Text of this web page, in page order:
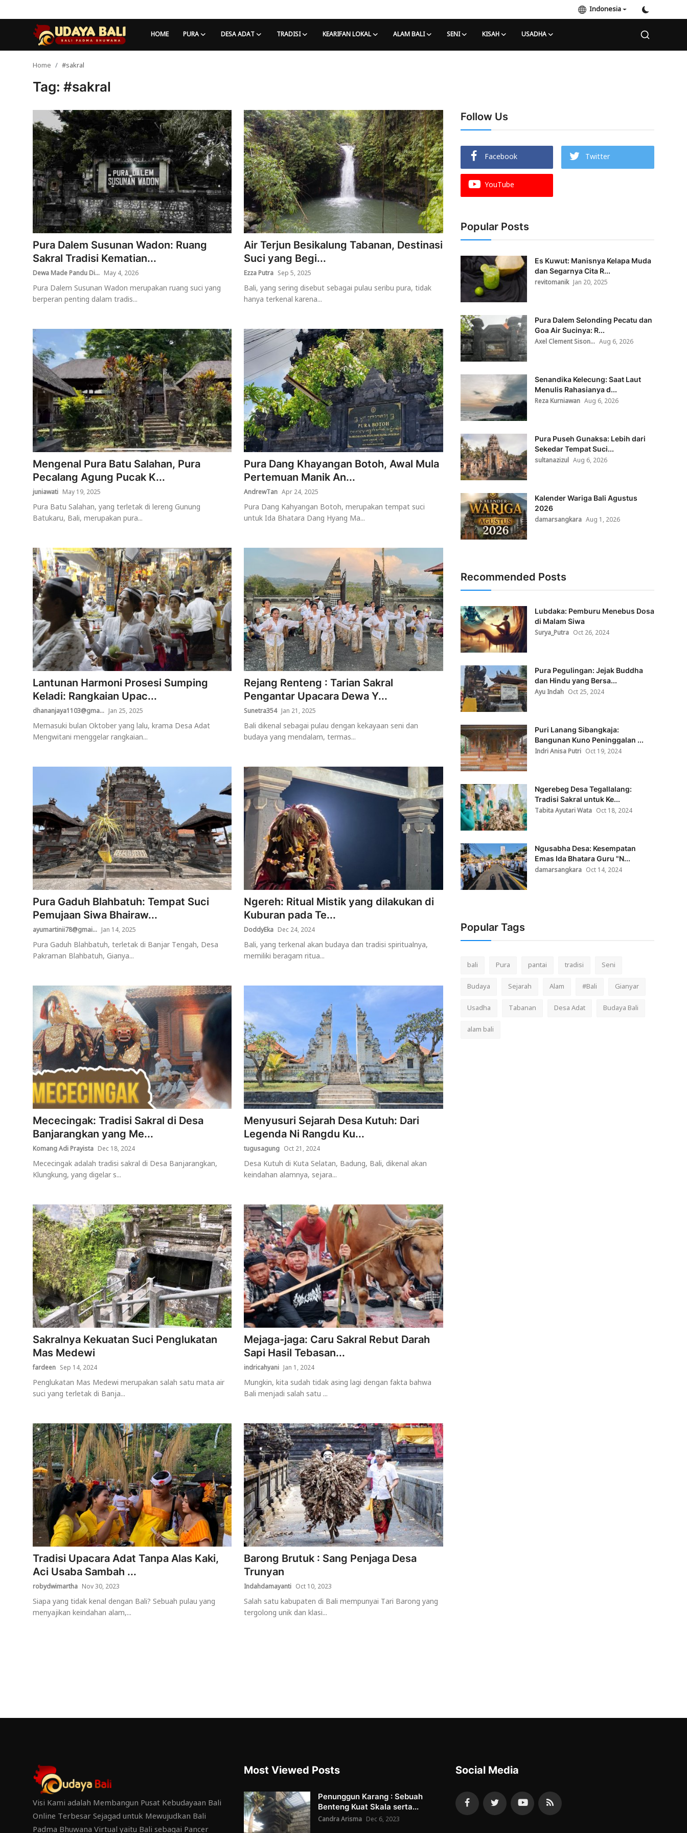
Indonesia
HOME PURA DESA ADAT TRADISI KEARIFAN LOKAL ALAM BALI SENI KISAH USADHA
Desa Adat
Kearifan lokal
Alam Bali
Usadha
Indonesia
Home #sakral
Tag: #sakral
Pura Dalem Susunan Wadon: Ruang
Sakral Tradisi Kematian...
Dewa Made Pandu Di... May 4, 2026
Pura Dalem Susunan Wadon merupakan ruang suci yang
berperan penting dalam tradis...
Air Terjun Besikalung Tabanan, Destinasi
Suci yang Begi...
Ezza Putra Sep 5, 2025
Bali, yang sering disebut sebagai pulau seribu pura, tidak
hanya terkenal karena...
Mengenal Pura Batu Salahan, Pura
Pecalang Agung Pucak K...
juniawati May 19, 2025
Pura Batu Salahan, yang terletak di lereng Gunung
Batukaru, Bali, merupakan pura...
Pura Dang Khayangan Botoh, Awal Mula
Pertemuan Manik An...
AndrewTan Apr 24, 2025
Pura Dang Kahyangan Botoh, merupakan tempat suci
untuk Ida Bhatara Dang Hyang Ma...
Lantunan Harmoni Prosesi Sumping
Keladi: Rangkaian Upac...
dhananjaya1103@gma... Jan 25, 2025
Memasuki bulan Oktober yang lalu, krama Desa Adat
Mengwitani menggelar rangkaian...
Rejang Renteng : Tarian Sakral
Pengantar Upacara Dewa Y...
Sunetra354 Jan 21, 2025
Bali dikenal sebagai pulau dengan kekayaan seni dan
budaya yang mendalam, termas...
Pura Gaduh Blahbatuh: Tempat Suci
Pemujaan Siwa Bhairaw...
ayumartinii78@gmai... Jan 14, 2025
Pura Gaduh Blahbatuh, terletak di Banjar Tengah, Desa
Pakraman Blahbatuh, Gianya...
Ngereh: Ritual Mistik yang dilakukan di
Kuburan pada Te...
DoddyEka Dec 24, 2024
Bali, yang terkenal akan budaya dan tradisi spiritualnya,
memiliki beragam ritua...
Mececingak: Tradisi Sakral di Desa
Banjarangkan yang Me...
Komang Adi Prayista Dec 18, 2024
Mececingak adalah tradisi sakral di Desa Banjarangkan,
Klungkung, yang digelar s...
Menyusuri Sejarah Desa Kutuh: Dari
Legenda Ni Rangdu Ku...
tugusagung Oct 21, 2024
Desa Kutuh di Kuta Selatan, Badung, Bali, dikenal akan
keindahan alamnya, sejara...
Sakralnya Kekuatan Suci Penglukatan
Mas Medewi
fardeen Sep 14, 2024
Penglukatan Mas Medewi merupakan salah satu mata air
suci yang terletak di Banja...
Mejaga-jaga: Caru Sakral Rebut Darah
Sapi Hasil Tebasan...
indricahyani Jan 1, 2024
Mungkin, kita sudah tidak asing lagi dengan fakta bahwa
Bali menjadi salah satu ...
Tradisi Upacara Adat Tanpa Alas Kaki,
Aci Usaba Sambah ...
robydwimartha Nov 30, 2023
Siapa yang tidak kenal dengan Bali? Sebuah pulau yang
menyajikan keindahan alam,...
Barong Brutuk : Sang Penjaga Desa
Trunyan
Indahdamayanti Oct 10, 2023
Salah satu kabupaten di Bali mempunyai Tari Barong yang
tergolong unik dan klasi...
Follow Us
Facebook
Twitter
YouTube
Popular Posts
Es Kuwut: Manisnya Kelapa Muda
dan Segarnya Cita R...
revitomanik Jan 20, 2025
Pura Dalem Selonding Pecatu dan
Goa Air Sucinya: R...
Axel Clement Sison... Aug 6, 2026
Senandika Kelecung: Saat Laut
Menulis Rahasianya d...
Reza Kurniawan Aug 6, 2026
Pura Puseh Gunaksa: Lebih dari
Sekedar Tempat Suci...
sultanazizul Aug 6, 2026
Kalender Wariga Bali Agustus
2026
damarsangkara Aug 1, 2026
Recommended Posts
Lubdaka: Pemburu Menebus Dosa
di Malam Siwa
Surya_Putra Oct 26, 2024
Pura Pegulingan: Jejak Buddha
dan Hindu yang Bersa...
Ayu Indah Oct 25, 2024
Puri Lanang Sibangkaja:
Bangunan Kuno Peninggalan ...
Indri Anisa Putri Oct 19, 2024
Ngerebeg Desa Tegallalang:
Tradisi Sakral untuk Ke...
Tabita Ayutari Wata Oct 18, 2024
Ngusabha Desa: Kesempatan
Emas Ida Bhatara Guru "N...
damarsangkara Oct 14, 2024
Popular Tags
bali Pura pantai tradisi
Seni
Budaya
Sejarah Alam #Bali
Gianyar
Usadha
Tabanan Desa Adat
Budaya Bali
alam bali
Visi Kami adalah Membangun Pusat Kebudayaan Bali
Online Terbesar Sejagad untuk Mewujudkan Bali
Most Viewed Posts
Penunggun Karang : Sebuah
Benteng Kuat Skala serta...
Candra Arisma Dec 6, 2023
Social Media